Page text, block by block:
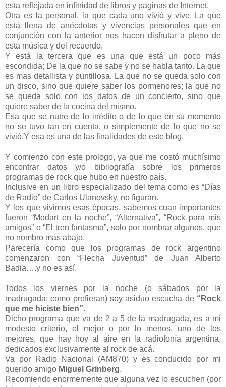
esta reflejada en infinidad de libros y paginas de Internet.
Otra es la personal, la que cada uno vivió y vive. La que
está llena de anécdotas y vivencias personales que en
conjunción con la anterior nos hacen disfrutar a pleno de
esta música y del recuerdo.
Y está la tercera que es una que está un poco más
escondida; De la que no se sabe y no se habla tanto. La que
es mas detallista y puntillosa. La que no se queda solo con
un disco, sino que quiere saber los pormenores; la que no
se queda solo con los datos de un concierto, sino que
quiere saber de la cocina del mismo.
Esa que se nutre de lo inédito o de lo que en su momento
no se tuvo tan en cuenta, o simplemente de lo que no se
vivió.Y esa es una de las finalidades de este blog.
Y comienzo con este prologo, ya que me costó muchísimo
encontrar datos y/o bibliografía sobre los primeros
programas de rock que hubo en nuestro país.
Inclusive en un libro especializado del tema como es “Días
de Radio” de Carlos Ulanovsky, no figuran.
Y los que vivimos esas épocas, sabemos cuan importantes
fueron “Modart en la noche”, “Alternativa”, “Rock para mis
amigos” o “El tren fantasma”, solo por nombrar algunos, que
no nombro más abajo.
Parecería como que los programas de rock argentino
comenzaron con “Flecha Juventud” de Juan Alberto
Badia….y no es así.
Todos los viernes por la noche (o sábados por la
madrugada; como prefieran) soy asiduo escucha de “Rock
que me hiciste bien”.
Dicho programa que va de 2 a 5 de la madrugada, es a mi
modesto criterio, el mejor o por lo menos, uno de los
mejores, que hay hoy al aire en la radiofonía argentina,
dedicados exclusivamente al rock de acá.
Va por Radio Nacional (AM870) y es conducido por mi
querido amigo Miguel Grinberg.
Recomiendo enormemente que alguna vez lo escuchen (por